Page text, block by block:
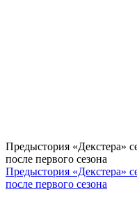
Предыстория «Декстера»
после первого сезона
Предыстория «Декстера»
после первого сезона